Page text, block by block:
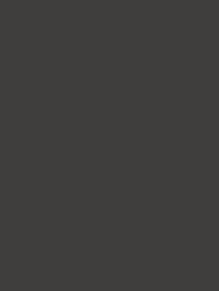
het gedrag van
afbeelding.